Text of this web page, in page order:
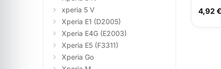
xperia 5 V
Xperia E1 (D2005)
Xperia E4G (E2003)
Xperia E5 (F3311)
Xperia Go
4,92 €